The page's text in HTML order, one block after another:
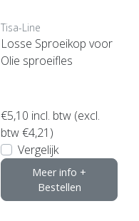
Tisa-Line
Losse Sproeikop voor
Olie sproeifles
€5,10 incl. btw (excl.
btw €4,21)
Vergelijk
Meer info +
Bestellen